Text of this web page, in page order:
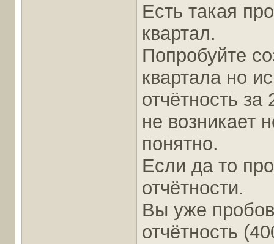
Есть такая
квартал.
Попробуйте
квартала но
отчётность
не возникает
понятно.
Если да то
отчётности.
Вы уже
отчётность